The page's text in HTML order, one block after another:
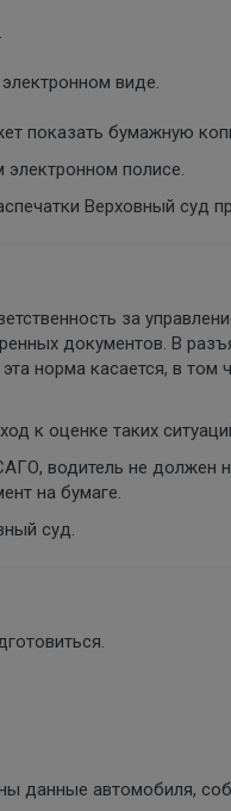
виде.
показать бумажную
полисе.
Верховный суд
за
документов. В
норма касается, в том
к оценке таких
водитель не должен
на бумаге.
суд.
данные автомобиля,